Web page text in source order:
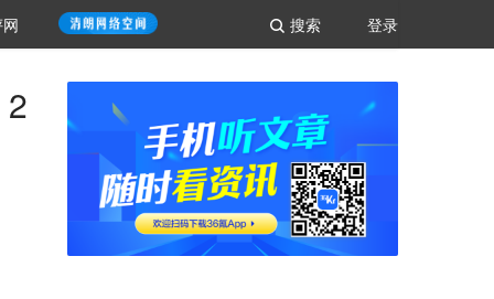
登录
搜索